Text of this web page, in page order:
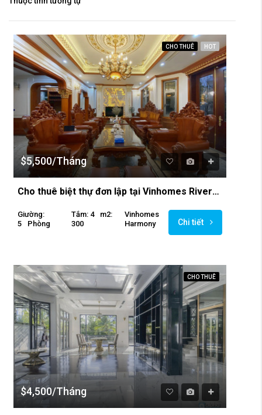
CHO THUÊ HOT
$5,500/Tháng
Cho thuê biệt thự đơn lập tại Vinhomes Riverside
Giường:
5
Phòng
Tắm: 4
M2:
300
Vinhomes
Harmony
Chi tiết
CHO THUÊ
$4,500/Tháng